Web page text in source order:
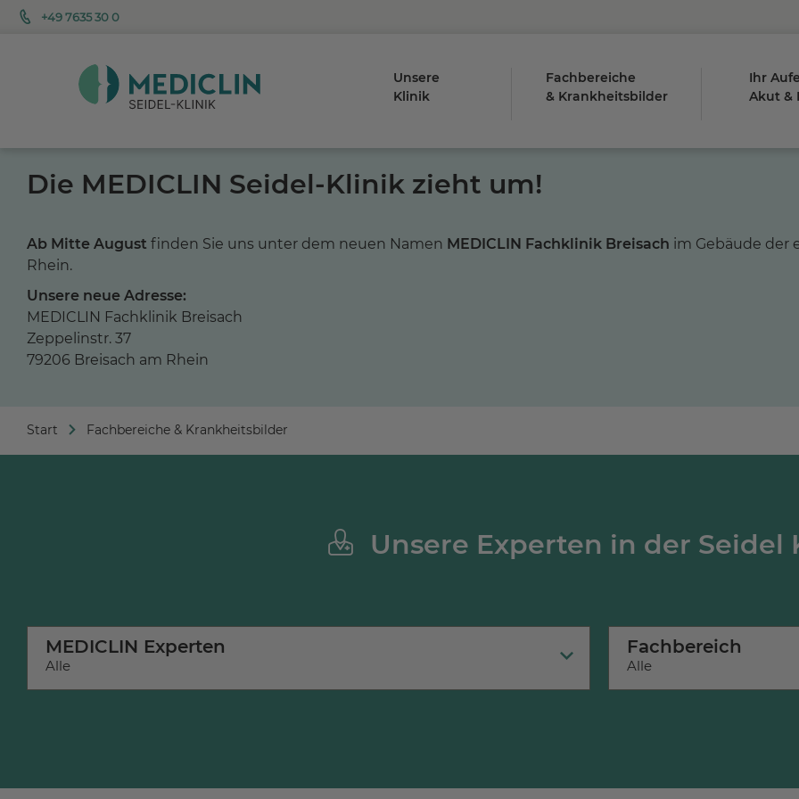
+49 7635 30 0
Unsere
Klinik
Fachbereiche
& Krankheitsbilder
Ihr
Akut &
Die MEDICLIN Seidel-Klinik zieht um!
Ab Mitte August finden Sie uns unter dem neuen Namen MEDICLIN Fachklinik Breisach im Gebäude der
Rhein.
Unsere neue Adresse:
MEDICLIN Fachklinik Breisach
Zeppelinstr. 37
79206 Breisach am Rhein
Start Fachbereiche & Krankheitsbilder
Unsere Experten in der Seidel
MEDICLIN Experten
Alle
Fachbereich
Alle